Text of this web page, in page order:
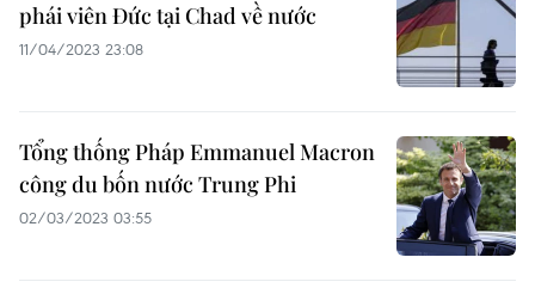
phái viên Đức tại Chad về nước
11/04/2023 23:08
Tổng thống Pháp Emmanuel Macron
công du bốn nước Trung Phi
02/03/2023 03:55